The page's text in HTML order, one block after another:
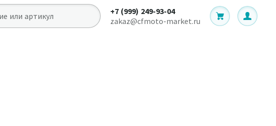
+7 (999) 249-93-04
zakaz@cfmoto-market.ru